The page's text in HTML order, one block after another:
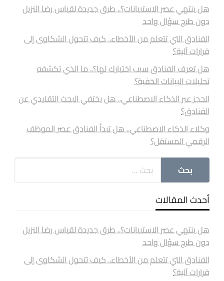
هل ينتهي عصر الاستبيانات؟.. طرق جديدة لقياس رضا النزيل
دون طرح سؤال واحد
الفنادق التي تتعلم من الأخطاء.. كيف تتحول الشكاوى إلى
قرارات آلية؟
هل تعرف الفنادق سبب اختيارك لها؟.. ما الذي تكشفه
تحليلات البيانات الخفية؟
الحجز عبر الذكاء الاصطناعي.. هل يختفي البحث التقليدي عن
الفنادق؟
وكلاء الذكاء الاصطناعي.. هل تبدأ الفنادق عصر الموظف
الرقمي المستقل؟
أحدث المقالات
هل ينتهي عصر الاستبيانات؟.. طرق جديدة لقياس رضا النزيل
دون طرح سؤال واحد
الفنادق التي تتعلم من الأخطاء.. كيف تتحول الشكاوى إلى
قرارات آلية؟